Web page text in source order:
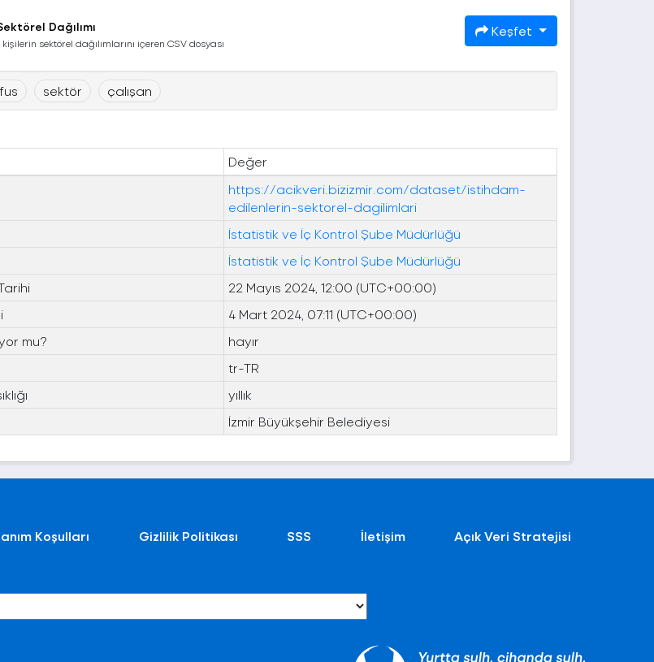
Dağılımı
sektörel dağılımlarını içeren CSV dosyası
Keşfet
sektör çalışan
Değer
https://acikveri.bizizmir.com/dataset/istihdam-
edilenlerin-sektorel-dagilimlari
İstatistik ve İç Kontrol Şube Müdürlüğü
İstatistik ve İç Kontrol Şube Müdürlüğü
22 Mayıs 2024, 12:00 (UTC+00:00)
4 Mart 2024, 07:11 (UTC+00:00)
mu?
hayır
tr-TR
yıllık
İzmir Büyükşehir Belediyesi
Koşulları Gizlilik Politikası SSS İletişim Açık Veri Stratejisi